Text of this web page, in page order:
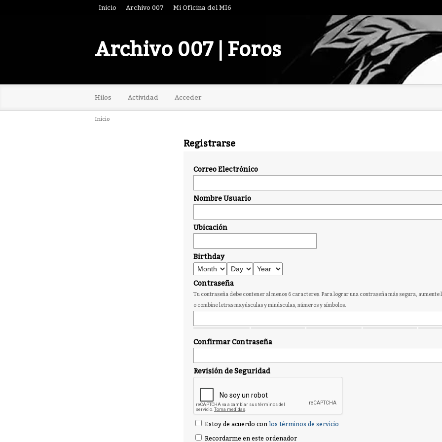
Inicio Archivo 007 Mi Oficina del MI6
Archivo 007 | Foros
Hilos Actividad Acceder
Inicio
Registrarse
Correo Electrónico
Nombre Usuario
Ubicación
Birthday
Contraseña
Tu contraseña debe contener al menos 6 caracteres. Para lograr una contraseña más segura, aumente
o combine letras mayúsculas y minúsculas, números y símbolos.
Confirmar Contraseña
Revisión de Seguridad
Estoy de acuerdo con los términos de servicio
Recordarme en este ordenador